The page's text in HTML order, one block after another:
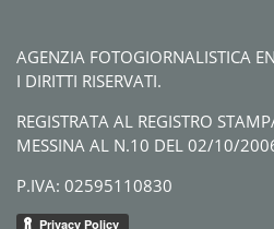
AGENZIA FOTOGIORNALISTICA
I DIRITTI RISERVATI.
REGISTRATA AL REGISTRO
MESSINA AL N.10 DEL 02/10/
P.IVA: 02595110830